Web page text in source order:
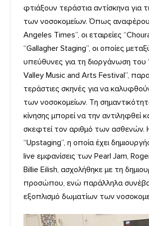
φτιάξουν τεράστια αντίσκηνα για
των νοσοκομείων. Όπως
Angeles Times”, οι εταιρείες
“Gallagher Staging”, οι οποίες
υπεύθυνες για τη διοργάνωση του
Valley Music and Arts Festival”,
τεράστιες σκηνές για να
των νοσοκομείων. Τη
κίνησης μπορεί να την αντιληφθεί
σκεφτεί τον αριθμό των ασθενών.
“Upstaging”, η οποία έχει
live εμφανίσεις των Pearl Jam,
Billie Eilish, ασχολήθηκε με τη
προσώπου, ενώ παράλληλα
εξοπλισμό δωματίων των